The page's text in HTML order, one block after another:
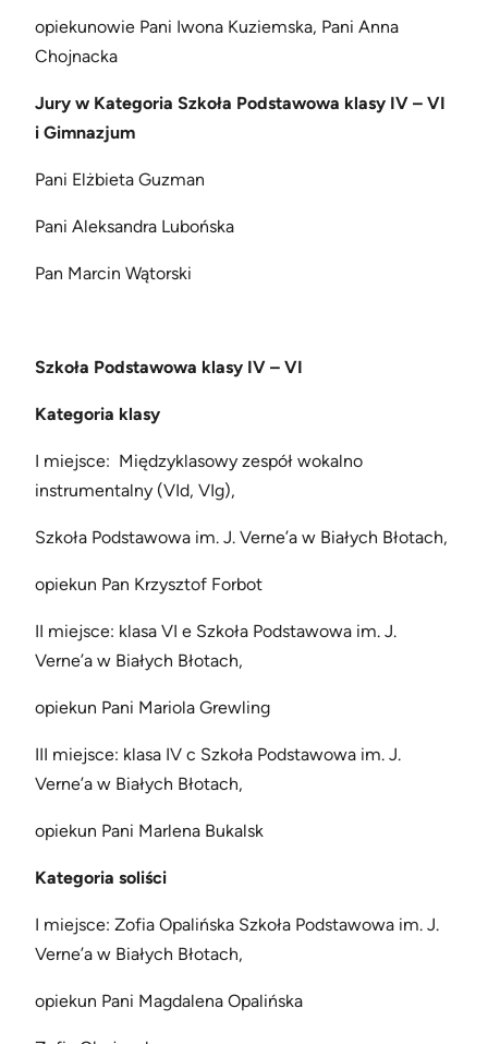
opiekunowie Pani Iwona Kuziemska, Pani Anna
Chojnacka
Jury w Kategoria Szkoła Podstawowa klasy IV – VI
i Gimnazjum
Pani Elżbieta Guzman
Pani Aleksandra Lubońska
Pan Marcin Wątorski
Szkoła Podstawowa klasy IV – VI
Kategoria klasy
I miejsce: Międzyklasowy zespół wokalno
instrumentalny (VId, VIg),
Szkoła Podstawowa im. J. Verne’a w Białych Błotach,
opiekun Pan Krzysztof Forbot
II miejsce: klasa VI e Szkoła Podstawowa im. J.
Verne’a w Białych Błotach,
opiekun Pani Mariola Grewling
III miejsce: klasa IV c Szkoła Podstawowa im. J.
Verne’a w Białych Błotach,
opiekun Pani Marlena Bukalsk
Kategoria soliści
I miejsce: Zofia Opalińska Szkoła Podstawowa im. J.
Verne’a w Białych Błotach,
opiekun Pani Magdalena Opalińska